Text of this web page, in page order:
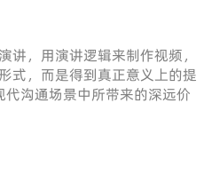
讲，用演讲逻辑来制作视频，
式，而是得到真正意义上的提
代沟通场景中所带来的深远价